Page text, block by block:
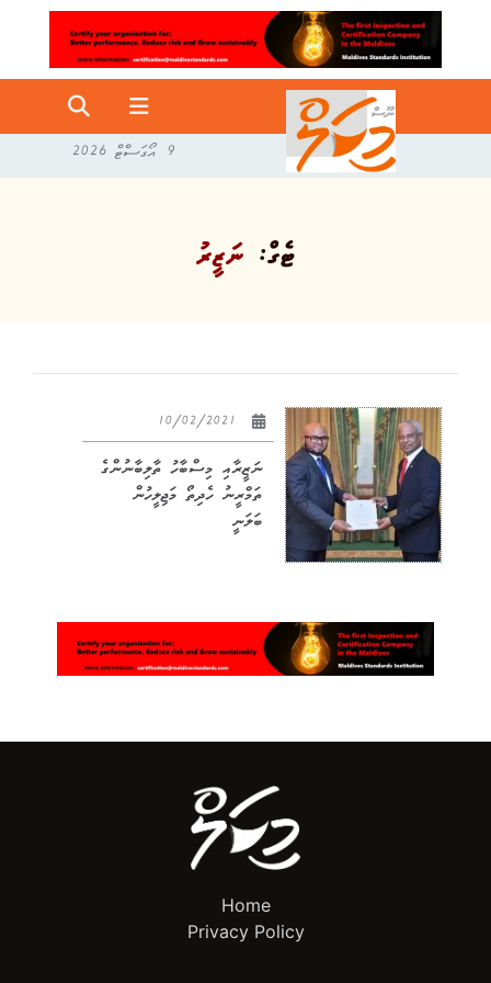
9 އޯގަސްޓް 2026
ޓެގް: ނަޒީރު
ނަޒީރާއި މިސްބާހު ތާލިބާނުންގެ
ތަމްރީނު ހެދިތޯ މަޖިލީހުން
ބަލަނީ
Home
Privacy Policy